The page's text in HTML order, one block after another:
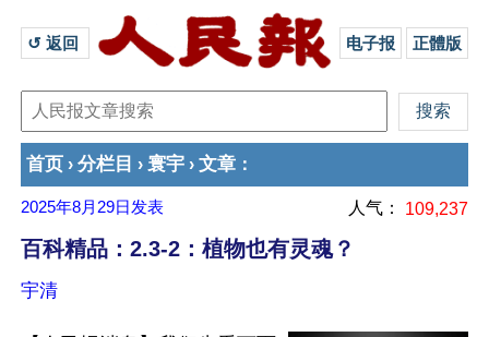
↺ 返回 电子报 正體版
首页 › 分栏目 › 寰宇 › 文章 ：
2025年8月29日 发表 人气： 109,237
百科精品：2.3-2：植物也有灵魂？
宇清